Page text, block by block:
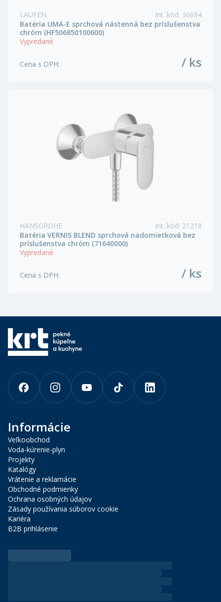
LAUFEN Int. kód: 30694
Batéria UMA-E sprchová nástenná bez príslušenstva
chróm (HF506850100600)
Vypredané
Cena s DPH: / ks
HANSGROHE Int. kód: 21218
Batéria VERNIS BLEND sprchová nadomietková bez
príslušenstva chróm (71640000)
Vypredané
Cena s DPH: / ks
Informácie
Veľkoobchod
Voda-kúrenie-plyn
Projekty
Katalógy
Vrátenie a reklamácie
Obchodné podmienky
Ochrana osobných údajov
Zásady používania súborov cookie
Kariéra
B2B prihlásenie